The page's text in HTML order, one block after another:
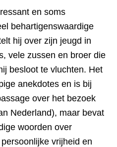
en soms
behartigenswaardige
hij over zijn jeugd in
vele zussen en broer die
besloot te vluchten. Het
anekdotes en is bij
over het bezoek
Nederland), maar bevat
woorden over
vrijheid en